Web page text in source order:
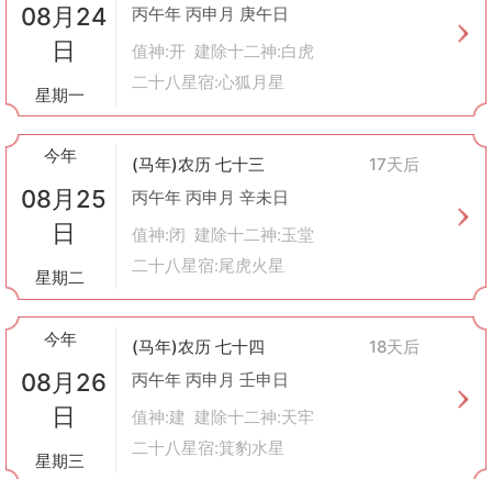
08月24
日
星期一
丙午年 丙申月 庚午日
值神:开 建除十二神:白虎
二十八星宿:心狐月星
今年
08月25
日
星期二
(马年)农历 七十三
17天后
丙午年 丙申月 辛未日
值神:闭 建除十二神:玉堂
二十八星宿:尾虎火星
今年
08月26
日
星期三
(马年)农历 七十四
18天后
丙午年 丙申月 壬申日
值神:建 建除十二神:天牢
二十八星宿:箕豹水星